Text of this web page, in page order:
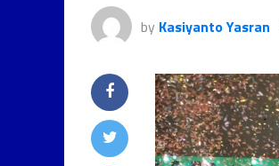
by Kasiyanto Yasran